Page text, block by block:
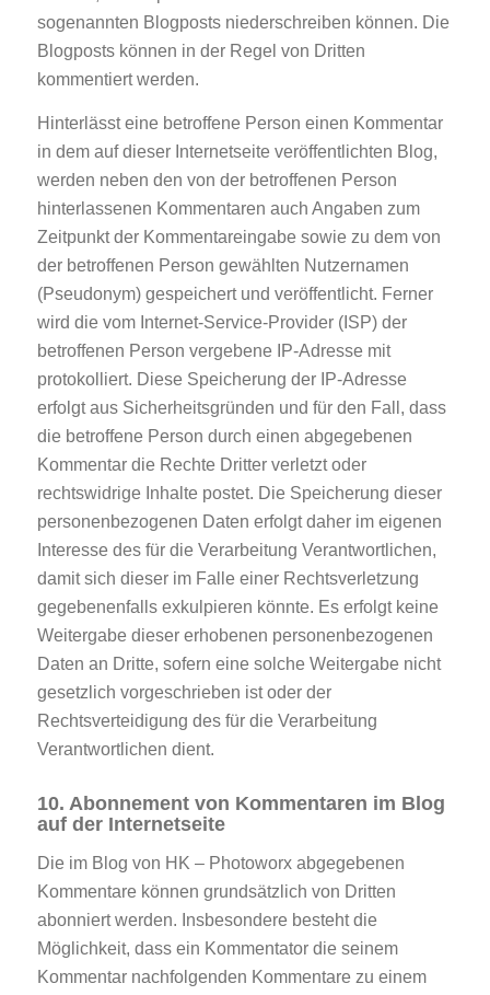
sogenannten Blogposts niederschreiben können. Die
Blogposts können in der Regel von Dritten
kommentiert werden.
Hinterlässt eine betroffene Person einen Kommentar
in dem auf dieser Internetseite veröffentlichten Blog,
werden neben den von der betroffenen Person
hinterlassenen Kommentaren auch Angaben zum
Zeitpunkt der Kommentareingabe sowie zu dem von
der betroffenen Person gewählten Nutzernamen
(Pseudonym) gespeichert und veröffentlicht. Ferner
wird die vom Internet-Service-Provider (ISP) der
betroffenen Person vergebene IP-Adresse mit
protokolliert. Diese Speicherung der IP-Adresse
erfolgt aus Sicherheitsgründen und für den Fall, dass
die betroffene Person durch einen abgegebenen
Kommentar die Rechte Dritter verletzt oder
rechtswidrige Inhalte postet. Die Speicherung dieser
personenbezogenen Daten erfolgt daher im eigenen
Interesse des für die Verarbeitung Verantwortlichen,
damit sich dieser im Falle einer Rechtsverletzung
gegebenenfalls exkulpieren könnte. Es erfolgt keine
Weitergabe dieser erhobenen personenbezogenen
Daten an Dritte, sofern eine solche Weitergabe nicht
gesetzlich vorgeschrieben ist oder der
Rechtsverteidigung des für die Verarbeitung
Verantwortlichen dient.
10. Abonnement von Kommentaren im Blog
auf der Internetseite
Die im Blog von HK – Photoworx abgegebenen
Kommentare können grundsätzlich von Dritten
abonniert werden. Insbesondere besteht die
Möglichkeit, dass ein Kommentator die seinem
Kommentar nachfolgenden Kommentare zu einem